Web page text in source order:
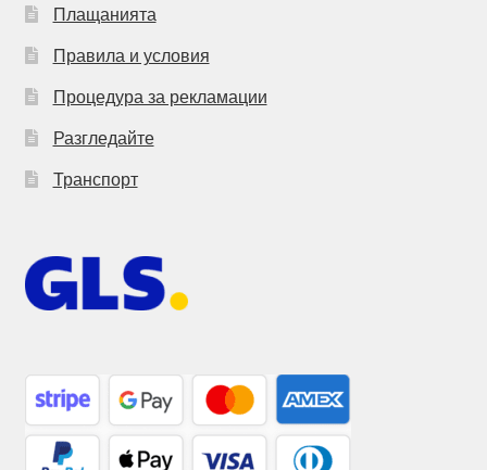
Плащанията
Правила и условия
Процедура за рекламации
Разгледайте
Транспорт